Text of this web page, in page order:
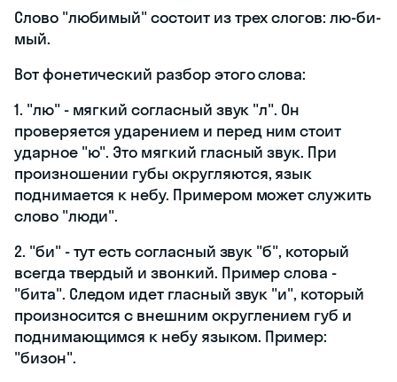
Слово "любимый" состоит из трех слогов: лю-би-
мый.
Вот фонетический разбор этого слова:
1. "лю" - мягкий согласный звук "л". Он
проверяется ударением и перед ним стоит
ударное "ю". Это мягкий гласный звук. При
произношении губы округляются, язык
поднимается к небу. Примером может служить
слово "люди".
2. "би" - тут есть согласный звук "б", который
всегда твердый и звонкий. Пример слова -
"бита". Следом идет гласный звук "и", который
произносится с внешним округлением губ и
поднимающимся к небу языком. Пример:
"бизон".